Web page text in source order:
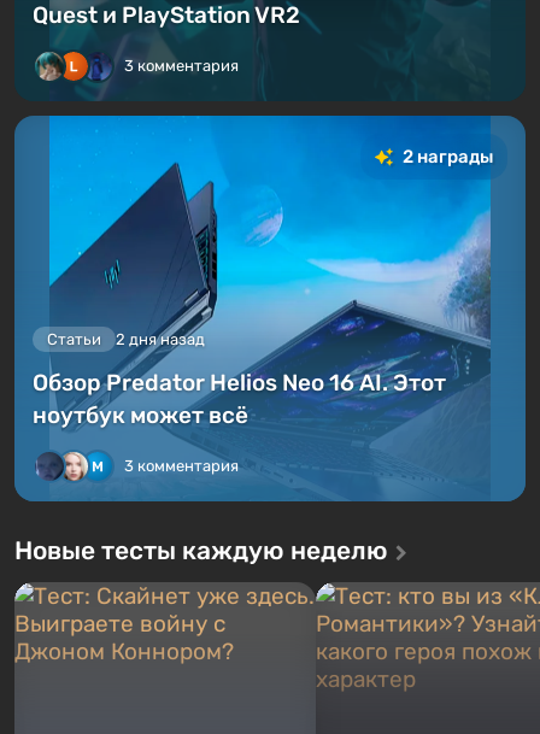
Quest и PlayStation VR2
3 комментария
2 награды
Статьи 2 дня назад
Обзор Predator Helios Neo 16 AI. Этот
ноутбук может всё
3 комментария
Новые тесты каждую неделю